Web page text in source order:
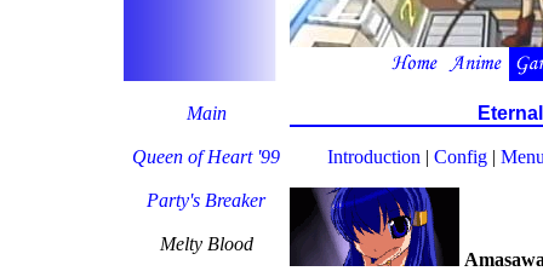
Main
Queen of Heart '99
Party's Breaker
Melty Blood
Introduction | Config|